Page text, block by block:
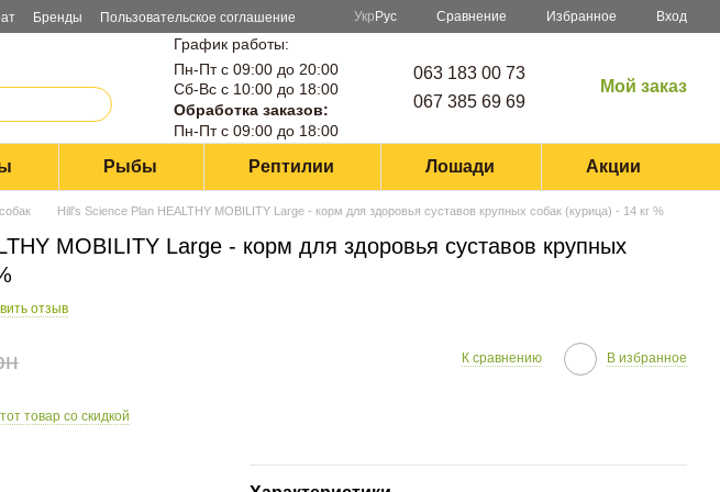
Бренды
Пользовательское соглашение
Укр Рус Сравнение Избранное Вход
График работы:
Пн-Пт с 09:00 до 20:00
Сб-Вс с 10:00 до 18:00
Обработка заказов:
Пн-Пт с 09:00 до 18:00
063 183 00 73
067 385 69 69
Мой заказ
Рыбы Рептилии Лошади Акции
Hill's Science Plan HEALTHY MOBILITY Large - корм для здоровья суставов крупных собак (курица) - 14 кг %
MOBILITY Large - корм для здоровья суставов крупных
отзыв
К сравнению В избранное
товар со скидкой